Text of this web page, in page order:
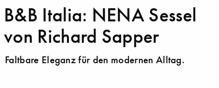
B&B Italia: NENA Sessel
von Richard Sapper
Faltbare Eleganz für den modernen Alltag.